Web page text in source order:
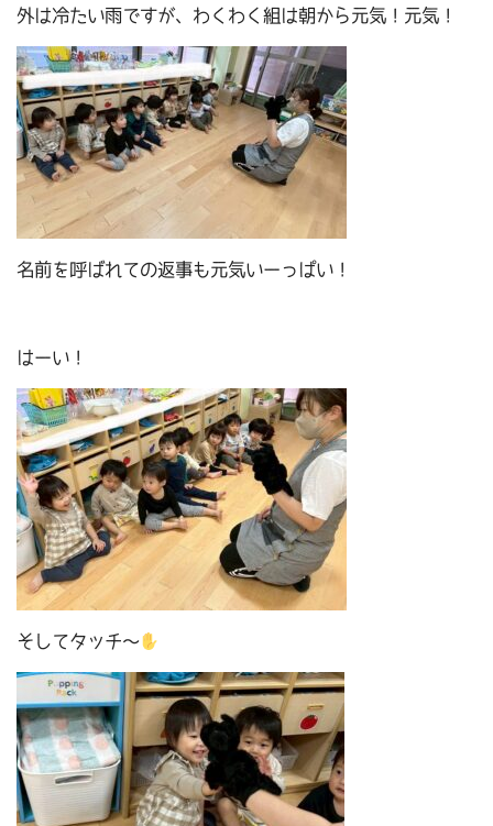
外は冷たい雨ですが、わくわく組は朝から元気！元気！
名前を呼ばれての返事も元気いーっぱい！
はーい！
そしてタッチ～